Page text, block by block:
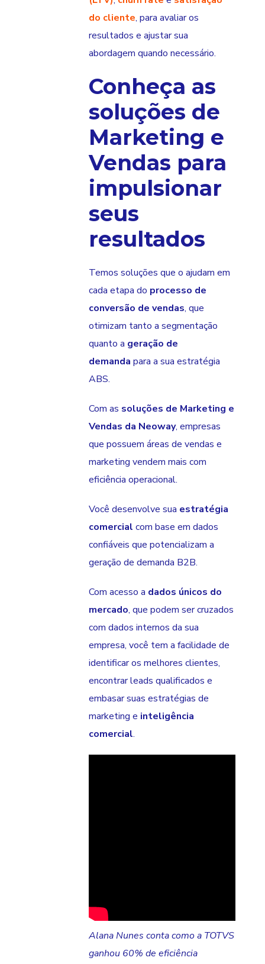
do cliente, para avaliar os
resultados e ajustar sua
abordagem quando necessário.
Conheça as
soluções de
Marketing e
Vendas para
impulsionar
seus
resultados
Temos soluções que o ajudam em
cada etapa do processo de
conversão de vendas, que
otimizam tanto a segmentação
quanto a geração de
demanda para a sua estratégia
ABS.
Com as soluções de Marketing e
Vendas da Neoway, empresas
que possuem áreas de vendas e
marketing vendem mais com
eficiência operacional.
Você desenvolve sua estratégia
comercial com base em dados
confiáveis que potencializam a
geração de demanda B2B.
Com acesso a dados únicos do
mercado, que podem ser cruzados
com dados internos da sua
empresa, você tem a facilidade de
identificar os melhores clientes,
encontrar leads qualificados e
embasar suas estratégias de
marketing e inteligência
comercial.
Alana Nunes conta como a TOTVS
ganhou 60% de eficiência